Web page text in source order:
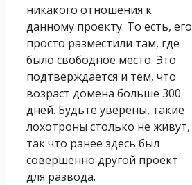
никакого отношения к
данному проекту. То есть, его
просто разместили там, где
было свободное место. Это
подтверждается и тем, что
возраст домена больше 300
дней. Будьте уверены, такие
лохотроны столько не живут,
так что ранее здесь был
совершенно другой проект
для развода.